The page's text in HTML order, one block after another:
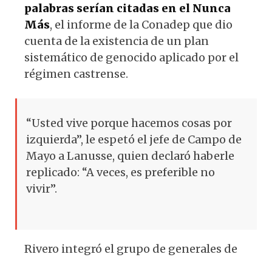
palabras serían citadas en el Nunca
Más, el informe de la Conadep que dio
cuenta de la existencia de un plan
sistemático de genocido aplicado por el
régimen castrense.
“Usted vive porque hacemos cosas por
izquierda”, le espetó el jefe de Campo de
Mayo a Lanusse, quien declaró haberle
replicado: “A veces, es preferible no
vivir”.
Rivero integró el grupo de generales de